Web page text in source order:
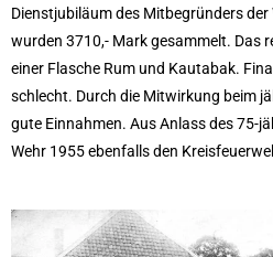
Dienstjubiläum des Mitbegründers
wurden 3710,- Mark gesammelt. Das
einer Flasche Rum und Kautabak.
schlecht. Durch die Mitwirkung beim
gute Einnahmen. Aus Anlass des 75-
Wehr 1955 ebenfalls den